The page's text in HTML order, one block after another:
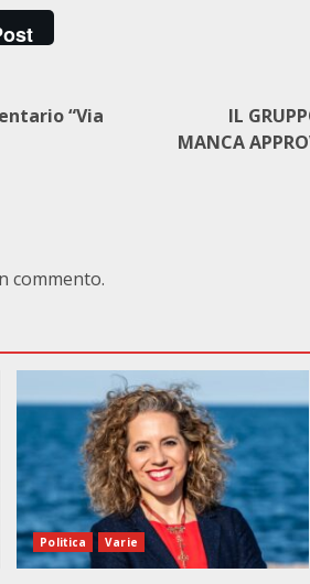
“Via
IL
MANCA
commento.
Politica Varie